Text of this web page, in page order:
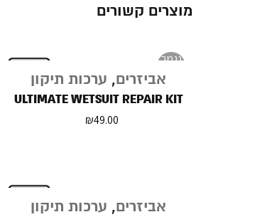
מוצרים קשורים
נגמר
במלאיאביזרים, ערכות תיקון
ULTIMATE WETSUIT REPAIR KIT
₪49.00
אביזרים, ערכות תיקון